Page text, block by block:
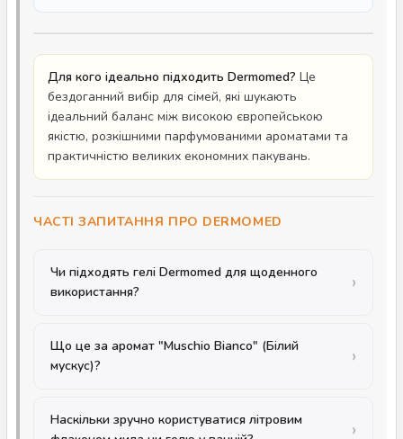
Для кого ідеально підходить Dermomed? Це
бездоганний вибір для сімей, які шукають
ідеальний баланс між високою європейською
якістю, розкішними парфумованими ароматами та
практичністю великих економних пакувань.
ЧАСТІ ЗАПИТАННЯ ПРО DERMOMED
Чи підходять гелі Dermomed для щоденного
використання?
Що це за аромат "Muschio Bianco" (Білий
мускус)?
Наскільки зручно користуватися літровим